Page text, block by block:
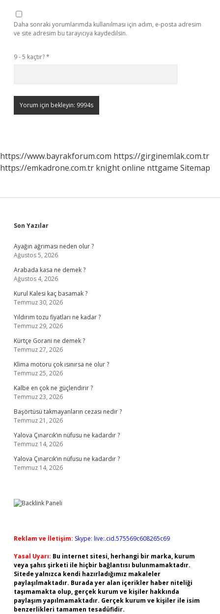
Daha sonraki yorumlarımda kullanılması için adım, e-posta adresim
ve site adresim bu tarayıcıya kaydedilsin.
9 - 5 kaçtır?*
https://www.bayrakforum.com https://girginemlak.com.tr
https://emkadrone.com.tr knight online nttgame Sitemap
Sidebar
Son Yazılar
Ayağın ağrıması neden olur ?
Ağustos 5, 2026
Arabada kasa ne demek ?
Ağustos 4, 2026
Kurul Kalesi kaç basamak ?
Temmuz 30, 2026
Yıldırım tozu fiyatları ne kadar ?
Temmuz 29, 2026
Kürtçe Gorani ne demek ?
Temmuz 27, 2026
Klima motoru çok ısınırsa ne olur ?
Temmuz 25, 2026
Kalbe en çok ne güçlendirir ?
Temmuz 23, 2026
Başörtüsü takmayanların cezası nedir ?
Temmuz 21, 2026
Yalova Çınarcık’ın nüfusu ne kadardır ?
Temmuz 14, 2026
Yalova Çınarcık’ın nüfusu ne kadardır ?
Temmuz 14, 2026
Reklam ve İletişim: Skype: live:.cid.575569c608265c69
Yasal Uyarı: Bu internet sitesi, herhangi bir marka, kurum
veya şahıs şirketi ile hiçbir bağlantısı bulunmamaktadır.
Sitede yalnızca kendi hazırladığımız makaleler
paylaşılmaktadır. Burada yer alan içerikler haber niteliği
taşımamakta olup, gerçek kurum ve kişiler hakkında
paylaşım yapılmamaktadır. Gerçek kurum ve kişiler ile isim
benzerlikleri tamamen tesadüfidir.